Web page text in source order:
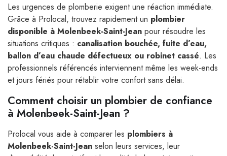
Les urgences de plomberie exigent une réaction immédiate.
Grâce à Prolocal, trouvez rapidement un plombier
disponible à Molenbeek-Saint-Jean pour résoudre les
situations critiques : canalisation bouchée, fuite d’eau,
ballon d’eau chaude défectueux ou robinet cassé. Les
professionnels référencés interviennent même les week-ends
et jours fériés pour rétablir votre confort sans délai.
Comment choisir un plombier de confiance
à Molenbeek-Saint-Jean ?
Prolocal vous aide à comparer les plombiers à
Molenbeek-Saint-Jean selon leurs services, leur